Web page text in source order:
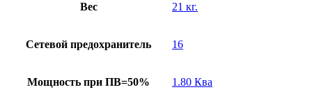
Вес 21 кг.
Сетевой предохранитель 16
Мощность при ПВ=50% 1.80 Ква